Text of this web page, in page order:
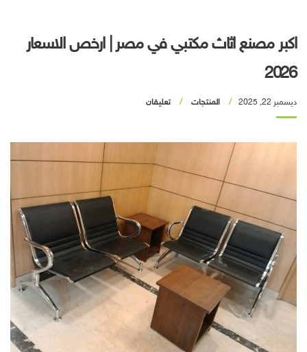
اكبر مصنع اثاث مكتبي في مصر | ارخص الاسعار
2026
ديسمبر 22, 2025 المنتجات تعليقان